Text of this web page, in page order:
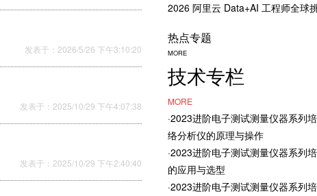
发表于：2026/5/26 下午3:10:20
发表于：2025/10/29 下午4:07:38
发表于：2025/10/29 下午2:40:40
2026 阿里云 Data+AI 工程师全球
热点专题
MORE
技术专栏
MORE
·2023进阶电子测试测量仪器系列
络分析仪的原理与操作
·2023进阶电子测试测量仪器系列
的应用与选型
·2023进阶电子测试测量仪器系列